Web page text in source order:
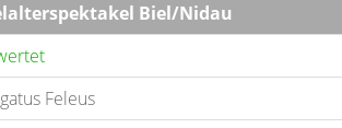
Biel/Nidau
Feleus